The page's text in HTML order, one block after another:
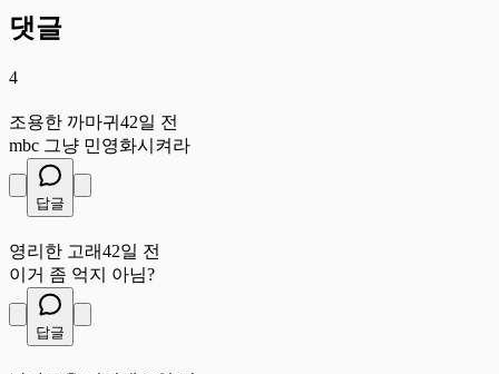
댓글
4
조용한 까마귀 42일 전
mbc 그냥 민영화시켜라
답글
영리한 고래42일 전
이거 좀 억지 아님?
답글